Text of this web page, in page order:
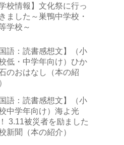
学校情報】文化祭に行っ
ました～巣鴨中学校・
学校～
国語：読書感想文】（小
低・中学年向け）ひか
のおはなし（本の紹
国語：読書感想文】（小
中学年向け）海よ光
3.11被災者を励ました
新聞（本の紹介）